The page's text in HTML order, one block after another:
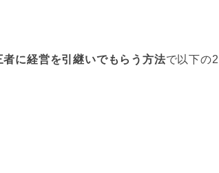
に経営を引継いでもらう方法で以下の2